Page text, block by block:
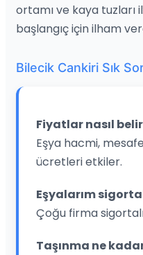
ortamı ve kaya tuzları
başlangıç için ilham
Bilecik Cankiri Sık
Fiyatlar nasıl
Eşya hacmi,
ücretleri etkiler.
Eşyalarım
Çoğu firma
Taşınma ne